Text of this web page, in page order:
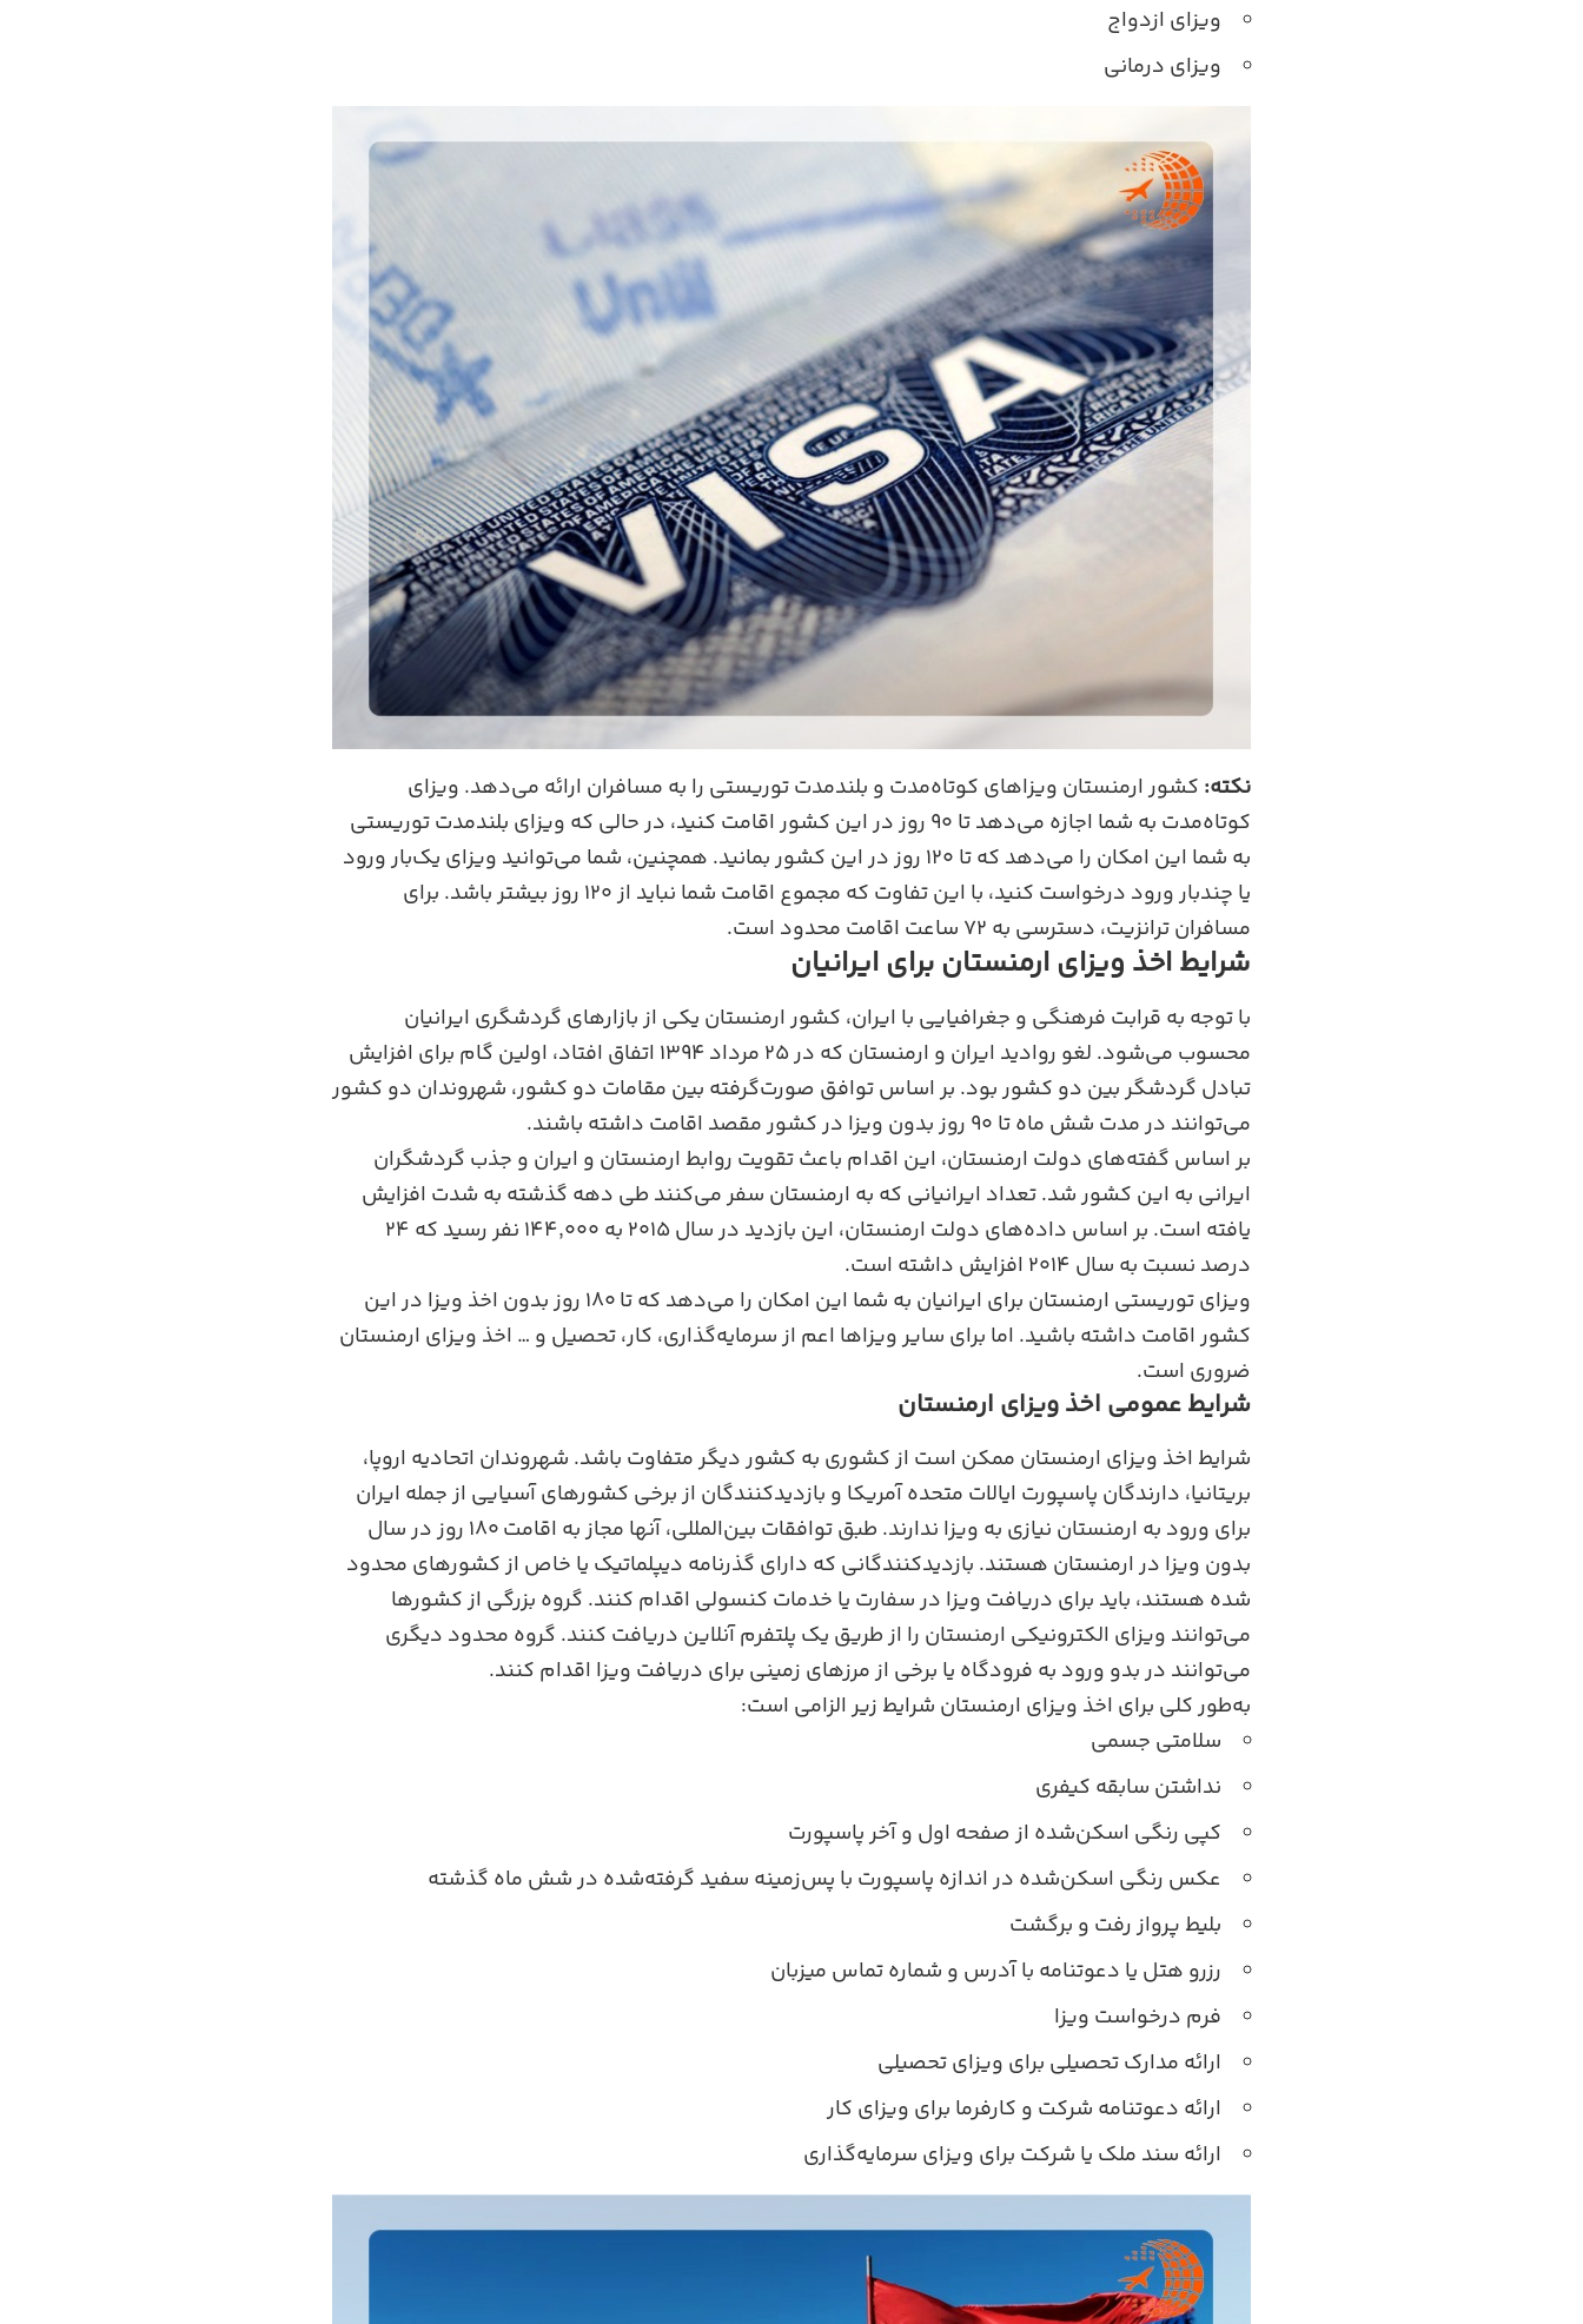
ویزای ازدواج
ویزای درمانی
نکته: کشور ارمنستان ویزاهای کوتاه‌مدت و بلندمدت توریستی را به مسافران ارائه می‌دهد. ویزای
کوتاه‌مدت به شما اجازه می‌دهد تا ۹۰ روز در این کشور اقامت کنید، در حالی که ویزای بلندمدت توریستی
به شما این امکان را می‌دهد که تا ۱۲۰ روز در این کشور بمانید. همچنین، شما می‌توانید ویزای یک‌بار ورود
یا چندبار ورود درخواست کنید، با این تفاوت که مجموع اقامت شما نباید از ۱۲۰ روز بیشتر باشد. برای
مسافران ترانزیت، دسترسی به ۷۲ ساعت اقامت محدود است.
شرایط اخذ ویزای ارمنستان برای ایرانیان
با توجه به قرابت فرهنگی و جغرافیایی با ایران، کشور ارمنستان یکی از بازارهای گردشگری ایرانیان
محسوب می‌شود. لغو روادید ایران و ارمنستان که در ۲۵ مرداد ۱۳۹۴ اتفاق افتاد، اولین گام برای افزایش
تبادل گردشگر بین دو کشور بود. بر اساس توافق صورت‌گرفته بین مقامات دو کشور، شهروندان دو کشور
می‌توانند در مدت شش ماه تا ۹۰ روز بدون ویزا در کشور مقصد اقامت داشته باشند.
بر اساس گفته‌های دولت ارمنستان، این اقدام باعث تقویت روابط ارمنستان و ایران و جذب گردشگران
ایرانی به این کشور شد. تعداد ایرانیانی که به ارمنستان سفر می‌کنند طی دهه گذشته به شدت افزایش
یافته است. بر اساس داده‌های دولت ارمنستان، این بازدید در سال ۲۰۱۵ به ۱۴۴,۰۰۰ نفر رسید که ۲۴
درصد نسبت به سال ۲۰۱۴ افزایش داشته است.
ویزای توریستی ارمنستان برای ایرانیان به شما این امکان را می‌دهد که تا ۱۸۰ روز بدون اخذ ویزا در این
کشور اقامت داشته باشید. اما برای سایر ویزاها اعم از سرمایه‌گذاری، کار، تحصیل و … اخذ ویزای ارمنستان
ضروری است.
شرایط عمومی اخذ ویزای ارمنستان
شرایط اخذ ویزای ارمنستان ممکن است از کشوری به کشور دیگر متفاوت باشد. شهروندان اتحادیه اروپا،
بریتانیا، دارندگان پاسپورت ایالات متحده آمریکا و بازدیدکنندگان از برخی کشورهای آسیایی از جمله ایران
برای ورود به ارمنستان نیازی به ویزا ندارند. طبق توافقات بین‌المللی، آنها مجاز به اقامت ۱۸۰ روز در سال
بدون ویزا در ارمنستان هستند. بازدیدکنندگانی که دارای گذرنامه دیپلماتیک یا خاص از کشورهای محدود
شده هستند، باید برای دریافت ویزا در سفارت یا خدمات کنسولی اقدام کنند. گروه بزرگی از کشورها
می‌توانند ویزای الکترونیکی ارمنستان را از طریق یک پلتفرم آنلاین دریافت کنند. گروه محدود دیگری
می‌توانند در بدو ورود به فرودگاه یا برخی از مرزهای زمینی برای دریافت ویزا اقدام کنند.
به‌طور کلی برای اخذ ویزای ارمنستان شرایط زیر الزامی است:
سلامتی جسمی
نداشتن سابقه کیفری
کپی رنگی اسکن‌شده از صفحه اول و آخر پاسپورت
عکس رنگی اسکن‌شده در اندازه پاسپورت با پس‌زمینه سفید گرفته‌شده در شش ماه گذشته
بلیط پرواز رفت و برگشت
رزرو هتل یا دعوتنامه با آدرس و شماره تماس میزبان
فرم درخواست ویزا
ارائه مدارک تحصیلی برای ویزای تحصیلی
ارائه دعوتنامه شرکت و کارفرما برای ویزای کار
ارائه سند ملک یا شرکت برای ویزای سرمایه‌گذاری